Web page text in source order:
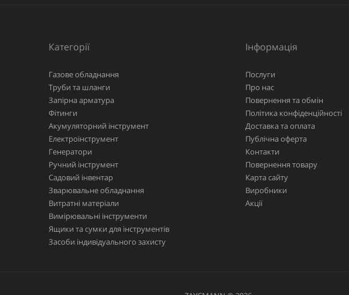
Категорії
Газове обладнання
Труби та шланги
Запірна арматура
Фітинги
Акумуляторний інструмент
Електроінструмент
Генератори
Ручний інструмент
Садовий інвентар
Зварювальне обладнання
Витратні матеріали
Вимірювальні інструменти
Ящики та сумки для інструментів
Засоби індивідуального захисту
Інформація
Послуги
Про нас
Повернення та обмін
Політика конфіденційності
Доставка та оплата
Публічна оферта
Контакти
Повернення товару
Карта сайту
Виробники
Акції